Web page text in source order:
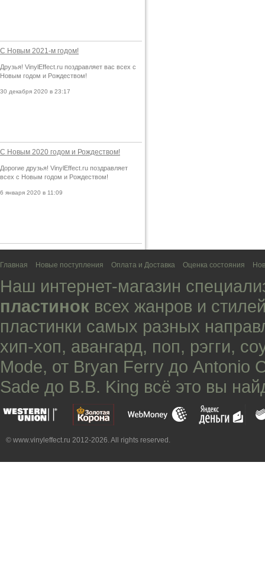
С Новым 2021-м годом!
Друзья! VinylEffect.ru поздравляет вас всех с
Новым годом и Рождеством!
30 декабря 2020 в 23:17
С Новым 2020 годом и Рождеством!
Дорогие друзья! VinylEffect.ru поздравляет
всех с Новым годом и Рождеством!
6 января 2020 в 11:09
Главная Новые поступления Оплата и Доставка Оценка состояния
Наш интернет-магазин
пластинок всех жанров и
пластинки самых разных
хип-хоп, авангард, поп, рэгги,
Mode, от Bryan Ferry до Antonio
Sade до B.B. King всё это вы
© www.vinyleffect.ru 2012-2026. All rights reserved.